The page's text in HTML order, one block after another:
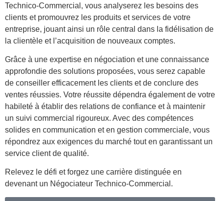
Technico-Commercial, vous analyserez les besoins des
clients et promouvrez les produits et services de votre
entreprise, jouant ainsi un rôle central dans la fidélisation de
la clientèle et l’acquisition de nouveaux comptes.
Grâce à une expertise en négociation et une connaissance
approfondie des solutions proposées, vous serez capable
de conseiller efficacement les clients et de conclure des
ventes réussies. Votre réussite dépendra également de votre
habileté à établir des relations de confiance et à maintenir
un suivi commercial rigoureux. Avec des compétences
solides en communication et en gestion commerciale, vous
répondrez aux exigences du marché tout en garantissant un
service client de qualité.
Relevez le défi et forgez une carrière distinguée en
devenant un Négociateur Technico-Commercial.